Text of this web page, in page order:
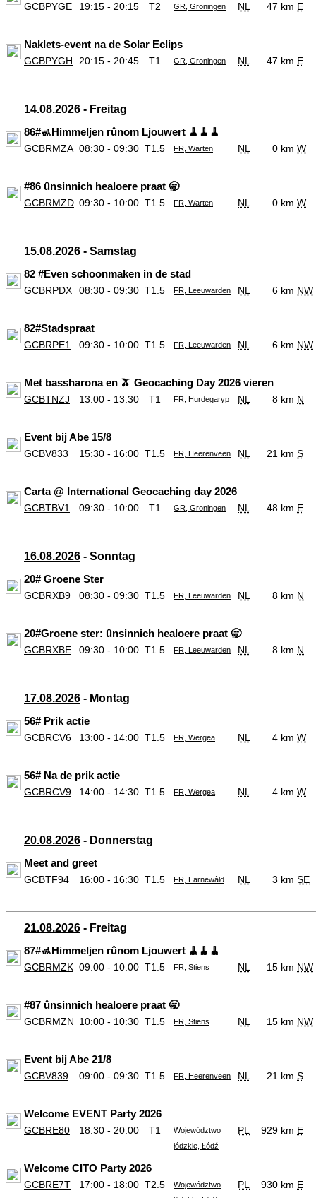
GCBPYGE 19:15 - 20:15 T2 GR, Groningen NL 47 km E
Naklets-event na de Solar Eclips
GCBPYGH 20:15 - 20:45 T1 GR, Groningen NL 47 km E
14.08.2026 - Freitag
86#🚮Himmeljen rûnom Ljouwert 🧹🧹🧹
GCBRMZA 08:30 - 09:30 T1.5 FR, Warten NL 0 km W
#86 ûnsinnich healoere praat 🥱
GCBRMZD 09:30 - 10:00 T1.5 FR, Warten NL 0 km W
15.08.2026 - Samstag
82 #Even schoonmaken in de stad
GCBRPDX 08:30 - 09:30 T1.5 FR, Leeuwarden NL 6 km NW
82#Stadspraat
GCBRPE1 09:30 - 10:00 T1.5 FR, Leeuwarden NL 6 km NW
Met bassharona en 🫒 Geocaching Day 2026 vieren
GCBTNZJ 13:00 - 13:30 T1 FR, Hurdegaryp NL 8 km N
Event bij Abe 15/8
GCBV833 15:30 - 16:00 T1.5 FR, Heerenveen NL 21 km S
Carta @ International Geocaching day 2026
GCBTBV1 09:30 - 10:00 T1 GR, Groningen NL 48 km E
16.08.2026 - Sonntag
20# Groene Ster
GCBRXB9 08:30 - 09:30 T1.5 FR, Leeuwarden NL 8 km N
20#Groene ster: ûnsinnich healoere praat 🥱
GCBRXBE 09:30 - 10:00 T1.5 FR, Leeuwarden NL 8 km N
17.08.2026 - Montag
56# Prik actie
GCBRCV6 13:00 - 14:00 T1.5 FR, Wergea NL 4 km W
56# Na de prik actie
GCBRCV9 14:00 - 14:30 T1.5 FR, Wergea NL 4 km W
20.08.2026 - Donnerstag
Meet and greet
GCBTF94 16:00 - 16:30 T1.5 FR, Earnewâld NL 3 km SE
21.08.2026 - Freitag
87#🚮Himmeljen rûnom Ljouwert 🧹🧹🧹
GCBRMZK 09:00 - 10:00 T1.5 FR, Stiens NL 15 km NW
#87 ûnsinnich healoere praat 🥱
GCBRMZN 10:00 - 10:30 T1.5 FR, Stiens NL 15 km NW
Event bij Abe 21/8
GCBV839 09:00 - 09:30 T1.5 FR, Heerenveen NL 21 km S
Welcome EVENT Party 2026
GCBRE80 18:30 - 20:00 T1
Województwo
łódzkie, Łódź
PL 929 km E
Welcome CITO Party 2026
GCBRE7T 17:00 - 18:00 T2.5
Województwo
PL 930 km E